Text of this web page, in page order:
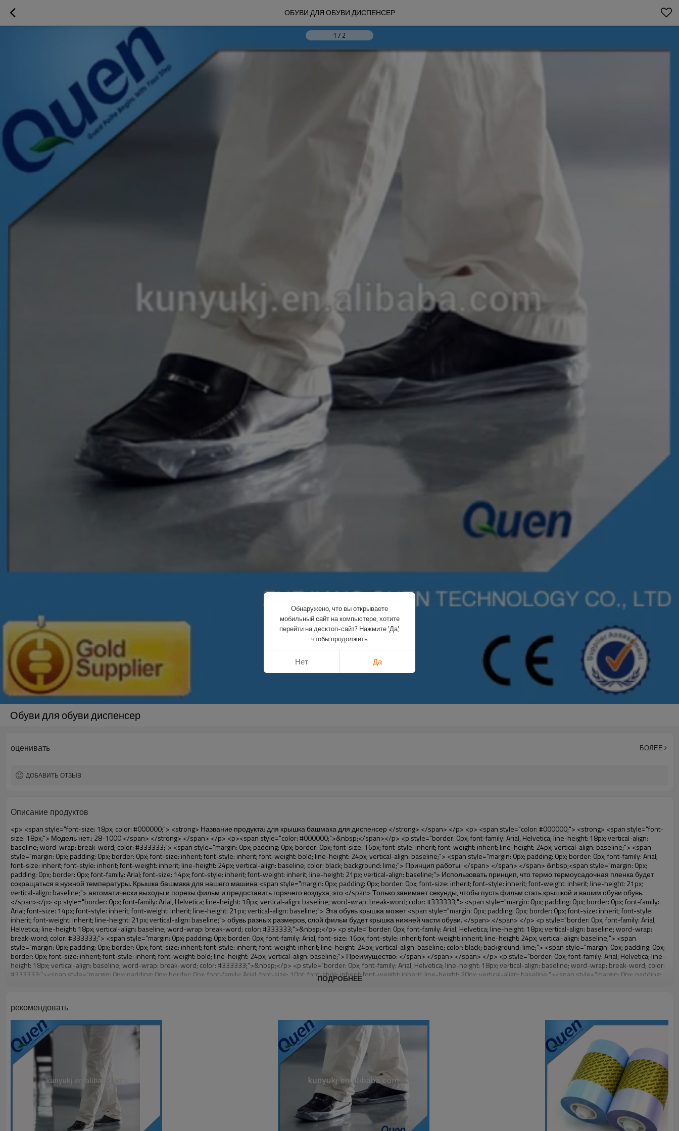
ОБУВИ ДЛЯ ОБУВИ ДИСПЕНСЕР
1 / 2
Обуви для обуви диспенсер
оценивать БОЛЕЕ
ДОБАВИТЬ ОТЗЫВ
Описание продуктов
<p> <span style="font-size: 18px; color: #000000;"> <strong> Название продукта: для крышка башмака для диспенсер </strong> </span> </p> <p> <span style="color: #000000;"> <strong> <span style="font-size: 18px;"> Модель нет.: 28-1000 </span> </strong> </span> </p> <p><span style="color: #000000;">&nbsp;</span></p> <p style="border: 0px; font-family: Arial, Helvetica; line-height: 18px; vertical-align: baseline; word-wrap: break-word; color: #333333;"> <span style="margin: 0px; padding: 0px; border: 0px; font-size: 16px; font-style: inherit; font-weight: inherit; line-height: 24px; vertical-align: baseline;"> <span style="margin: 0px; padding: 0px; border: 0px; font-size: inherit; font-style: inherit; font-weight: bold; line-height: 24px; vertical-align: baseline;"> <span style="margin: 0px; padding: 0px; border: 0px; font-family: Arial; font-size: inherit; font-style: inherit; font-weight: inherit; line-height: 24px; vertical-align: baseline; color: black; background: lime;"> Принцип работы: </span> </span> </span> &nbsp;<span style="margin: 0px; padding: 0px; border: 0px; font-family: Arial; font-size: 14px; font-style: inherit; font-weight: inherit; line-height: 21px; vertical-align: baseline;"> Использовать принцип, что термо термоусадочная пленка будет сокращаться в нужной температуры. Крышка башмака для нашего машина <span style="margin: 0px; padding: 0px; border: 0px; font-size: inherit; font-style: inherit; font-weight: inherit; line-height: 21px; vertical-align: baseline;"> автоматически выходы и порезы фильм и предоставить горячего воздуха, это </span> Только занимает секунды, чтобы пусть фильм стать крышкой и вашим обуви обувь. </span></p> <p style="border: 0px; font-family: Arial, Helvetica; line-height: 18px; vertical-align: baseline; word-wrap: break-word; color: #333333;"> <span style="margin: 0px; padding: 0px; border: 0px; font-family: Arial; font-size: 14px; font-style: inherit; font-weight: inherit; line-height: 21px; vertical-align: baseline;"> Эта обувь крышка может <span style="margin: 0px; padding: 0px; border: 0px; font-size: inherit; font-style: inherit; font-weight: inherit; line-height: 21px; vertical-align: baseline;"> обувь разных размеров, слой фильм будет крышка нижней части обуви. </span> </span> </p> <p style="border: 0px; font-family: Arial, Helvetica; line-height: 18px; vertical-align: baseline; word-wrap: break-word; color: #333333;">&nbsp;</p> <p style="border: 0px; font-family: Arial, Helvetica; line-height: 18px; vertical-align: baseline; word-wrap: break-word; color: #333333;"> <span style="margin: 0px; padding: 0px; border: 0px; font-family: Arial; font-size: 16px; font-style: inherit; font-weight: inherit; line-height: 24px; vertical-align: baseline;"> <span style="margin: 0px; padding: 0px; border: 0px; font-size: inherit; font-style: inherit; font-weight: inherit; line-height: 24px; vertical-align: baseline; color: black; background: lime;"> <span style="margin: 0px; padding: 0px; border: 0px; font-size: inherit; font-style: inherit; font-weight: bold; line-height: 24px; vertical-align: baseline;"> Преимущество: </span> </span> </span> </p> <p style="border: 0px; font-family: Arial, Helvetica; line-height: 18px; vertical-align: baseline; word-wrap: break-word; color: #333333;">&nbsp;</p> <p style="border: 0px; font-family: Arial, Helvetica; line-height: 18px; vertical-align: baseline; word-wrap: break-word; color: #333333;"><span style="margin: 0px; padding: 0px; border: 0px; font-family: Arial; font-size: 10pt; font-style: inherit; font-weight: inherit; line-height: 20px; vertical-align: baseline;"><span style="margin: 0px; padding: 0px; border: 0px; font-size: medium; font-style: inherit; font-weight: inherit; line-height: 24px; vertical-align: baseline; color: black;"><span style="margin: 0px; padding: 0px; border: 0px; font-size: 14px; font-style: inherit; font-weight: inherit; line-height: 21px; vertical-align: baseline;"><span style="margin: 0px; padding: 0px; border: 0px; font-size: inherit; font-style: inherit; font-weight: inherit; line-height: 21px; vertical-align: baseline;">1</span></span><span style="margin: 0px; padding: 0px; border: 0px; font-size: large; font-style: inherit; font-weight: inherit; line-height: 27px; vertical-align: baseline;"><span style="margin: 0px; padding: 0px; border: 0px; font-size: 14px; font-style: inherit; font-weight: inherit; line-height: 21px; vertical-align: baseline;">. Большой емкости, один рулон пленки может сделать 1000 шт. (500 пар) Обуви крышка</span></span></span></span></p> <p style="border: 0px; font-family: Arial, Helvetica; line-height: 18px; vertical-align: baseline; word-wrap: break-word; color: #333333;">&nbsp;</p> <p style="border: 0px; font-family: Arial, Helvetica; line-height: 18px; vertical-align: baseline; word-wrap: break-word; color: #333333;"><span style="margin: 0px; padding: 0px; border: 0px; font-family: Arial; font-size: 14px; font-style: inherit; font-weight: inherit; line-height: 21px; vertical-align: baseline;"><span style="margin: 0px; padding: 0px; border: 0px; font-size: inherit; font-style: inherit; font-weight: inherit; line-height: 21px; vertical-align: baseline; color: black;">2. Прочная крышка, толщина 28&mu;m, это примерно в три раза традиционных обуви крышка</span></span></p> <p style="border: 0px; font-family: Arial, Helvetica; line-height: 18px; vertical-align: baseline; word-wrap: break-word; color: #333333;">&nbsp;</p> <p style="border: 0px; font-family: Arial, Helvetica; line-height: 18px; vertical-align: baseline; word-wrap: break-word; color: #333333;"><span style="margin: 0px; padding: 0px; border: 0px; font-family: Arial; font-size: 14px; font-style: inherit; font-weight: inherit; line-height: 21px; vertical-align: baseline;"><span style="margin: 0px; padding: 0px; border: 0px; font-size: inherit; font-style: inherit; font-weight: inherit; line-height: 21px; vertical-align: baseline; color: black;">3. Экономически эффективным</span></span></p> <p style="border: 0px; font-family: Arial, Helvetica; line-height: 18px; vertical-align: baseline; word-wrap: break-word; color: #333333;">&nbsp;</p> <p style="border: 0px; font-family: Arial, Helvetica; line-height: 18px; vertical-align: baseline; word-wrap: break-word; color: #333333;"><span style="margin: 0px; padding: 0px; border: 0px; font-family: Arial; font-size: 14px; font-style: inherit; font-weight: inherit; line-height: 21px; vertical-align: baseline;"><span style="margin: 0px; padding: 0px; border: 0px; font-size: inherit; font-style: inherit; font-weight: inherit; line-height: 21px; vertical-align: baseline; color: black;">4. Окружающей среды</span></span></p> <p style="border: 0px; font-family: Arial, Helvetica; line-height: 18px; vertical-align: baseline; word-wrap: break-word; color: #333333;">&nbsp;</p> <p style="border: 0px; font-family: Arial, Helvetica; line-height: 18px; vertical-align: baseline; word-wrap: break-word; color: #333333;"><span style="margin: 0px; padding: 0px; border: 0px; font-family: Arial; font-size: 14px; font-style: inherit; font-weight: inherit; line-height: 21px; vertical-align: baseline;"><span style="margin: 0px; padding: 0px; border: 0px; font-size: inherit; font-style: inherit; font-weight: inherit; line-height: 21px; vertical-align: baseline; color: black;">5. Удобный носить, может приспосабливать для различных размер обуви</span></span></p> <p style="border: 0px; font-family: Arial, Helvetica; line-height: 18px; vertical-align: baseline; word-wrap: break-word; color: #333333;">&nbsp;</p> <p style="border: 0px; font-family: Arial, Helvetica; line-height: 18px; vertical-align: baseline; word-wrap: break-word; color: #333333;"> <span style="margin: 0px; padding: 0px; border: 0px; font-size: 16px; font-style: inherit; font-weight: bold; line-height: 18px; vertical-align: baseline; color: #000000; background-color: #00ff00;"> <span style="margin: 0px; padding: 0px; border: 0px; font-size: inherit; font-style: inherit; font-weight: inherit; line-height: 24px; vertical-align: baseline;"> <span style="margin: 0px; padding: 0px; border: 0px; font-size: inherit; font-style: inherit; font-weight: inherit; line-height: 24px; vertical-align: baseline;"> Область применения для крышка башмака для диспенсер: </span> </span> </span> </p> <p style="border: 0px; font-family: Arial, Helvetica; line-height: 18px; vertical-align: baseline; word-wrap: break-word; color: #333333;"><br> <span style="margin: 0px; padding: 0px; border: 0px; font-size: 14px; font-style: inherit; font-weight: inherit; line-height: 18px; vertical-align: baseline; color: #000000;"> <span style="margin: 0px; padding: 0px; border: 0px; font-size: inherit; font-style: inherit; font-weight: inherit; line-height: 21px; vertical-align: baseline;"> <span style="margin: 0px; padding: 0px; border: 0px; font-size: inherit; font-style: inherit; font-weight: bold; line-height: 21px; vertical-align: baseline;"> Недвижимость: </span> </span> Модель дом, высокого класса проживания, и т. д. </span> </p> <p style="border: 0px; font-family: Arial, Helvetica; line-height: 18px; vertical-align: baseline; word-wrap: break-word; color: #333333;"><br> <span style="margin: 0px; padding: 0px; border: 0px; font-size: 14px; font-style: inherit; font-weight: inherit; line-height: 18px; vertical-align: baseline; color: #000000;"> <span style="margin: 0px; padding: 0px; border: 0px; font-size: inherit; font-style: inherit; font-weight: inherit; line-height: 21px; vertical-align: baseline;"> <span style="margin: 0px; padding: 0px; border: 0px; font-size: inherit; font-style: inherit; font-weight: bold; line-height: 21px; vertical-align: baseline;"> Системы образования: </span> </span> Детский сад, школа, компьютерный зал, исследования и обучения, лаборатории, и т. д. </span> </p> <p style="border: 0px; font-famil
ПОДРОБНЕЕ
рекомендовать
Обнаружено, что вы открываете
мобильный сайт на компьютере, хотите
перейти на десктоп-сайт? Нажмите 'Да',
чтобы продолжить
Нет Да